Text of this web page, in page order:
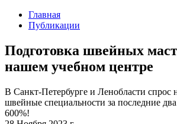
Главная
Публикации
Подготовка швейных
нашем учебном центре
В Санкт-Петербурге и Ленобласти спрос
швейные специальности за последние два
600%!